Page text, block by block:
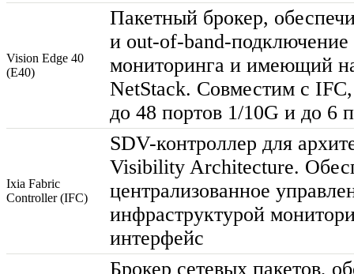
Vision Edge 40
(E40)
Пакетный брокер,
и out-of-band-подключение
мониторинга и имеющий
NetStack. Совместим с
до 48 портов 1/10G и до 6
Ixia Fabric
Controller (IFC)
SDV-контроллер для
Visibility Architecture.
централизованное
инфраструктурой
интерфейс
Брокер сетевых пакетов,